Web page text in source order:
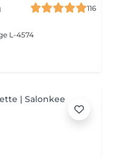
116
L-4574